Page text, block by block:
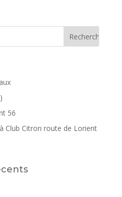
56
Club Citron route de Lorient